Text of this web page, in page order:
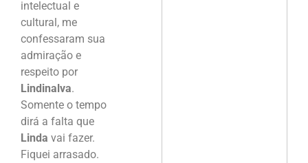
intelectual e
cultural, me
confessaram sua
admiração e
respeito por
Lindinalva.
Somente o tempo
dirá a falta que
Linda vai fazer.
Fiquei arrasado.